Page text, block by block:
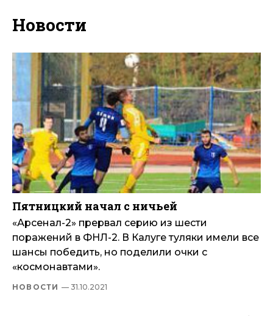
Новости
Пятницкий начал с ничьей
«Арсенал-2» прервал серию из шести
поражений в ФНЛ-2. В Калуге туляки имели все
шансы победить, но поделили очки с
«космонавтами».
НОВОСТИ — 31.10.2021